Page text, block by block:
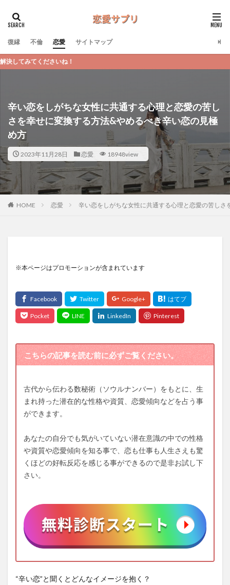
復縁 不倫 恋愛 サイトマップ
辛い恋をしがちな女性に共通する心理と恋愛の苦し
さを幸せに変換する方法&やめるべき辛い恋の見極
め方
2023年11月28日 恋愛 18948view
HOME 恋愛 辛い恋をしがちな女性に共通する心理と恋愛の苦し
※本ページはプロモーションが含まれています
こちらの記事を読む前に必ずご覧ください。
古代から伝わる数秘術（ソウルナンバー）をもとに、生
まれ持った潜在的な性格や資質、恋愛傾向などを占う事
ができます。
あなたの自分でも気がいていない潜在意識の中での性格
や資質や恋愛傾向を知る事で、恋も仕事も人生さえも驚
くほどの好転反応を感じる事ができるので是非お試し下
さい。
“辛い恋”と聞くとどんなイメージを抱く？